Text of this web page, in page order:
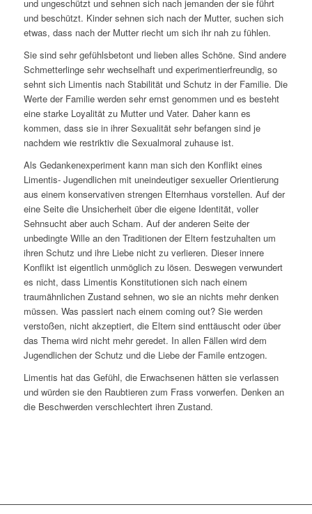
und ungeschützt und sehnen sich nach jemanden der sie führt
und beschützt. Kinder sehnen sich nach der Mutter, suchen sich
etwas, dass nach der Mutter riecht um sich ihr nah zu fühlen.
Sie sind sehr gefühlsbetont und lieben alles Schöne. Sind andere
Schmetterlinge sehr wechselhaft und experimentierfreundig, so
sehnt sich Limentis nach Stabilität und Schutz in der Familie. Die
Werte der Familie werden sehr ernst genommen und es besteht
eine starke Loyalität zu Mutter und Vater. Daher kann es
kommen, dass sie in ihrer Sexualität sehr befangen sind je
nachdem wie restriktiv die Sexualmoral zuhause ist.
Als Gedankenexperiment kann man sich den Konflikt eines
Limentis- Jugendlichen mit uneindeutiger sexueller Orientierung
aus einem konservativen strengen Elternhaus vorstellen. Auf der
eine Seite die Unsicherheit über die eigene Identität, voller
Sehnsucht aber auch Scham. Auf der anderen Seite der
unbedingte Wille an den Traditionen der Eltern festzuhalten um
ihren Schutz und ihre Liebe nicht zu verlieren. Dieser innere
Konflikt ist eigentlich unmöglich zu lösen. Deswegen verwundert
es nicht, dass Limentis Konstitutionen sich nach einem
traumähnlichen Zustand sehnen, wo sie an nichts mehr denken
müssen. Was passiert nach einem coming out? Sie werden
verstoßen, nicht akzeptiert, die Eltern sind enttäuscht oder über
das Thema wird nicht mehr geredet. In allen Fällen wird dem
Jugendlichen der Schutz und die Liebe der Famile entzogen.
Limentis hat das Gefühl, die Erwachsenen hätten sie verlassen
und würden sie den Raubtieren zum Frass vorwerfen. Denken an
die Beschwerden verschlechtert ihren Zustand.